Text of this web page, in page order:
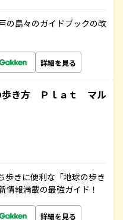
の島々のガイドブックの改
詳細を見る
き方 Ｐｌａｔ マル
歩きに便利な「地球の歩き
情報満載の最強ガイド！
詳細を見る